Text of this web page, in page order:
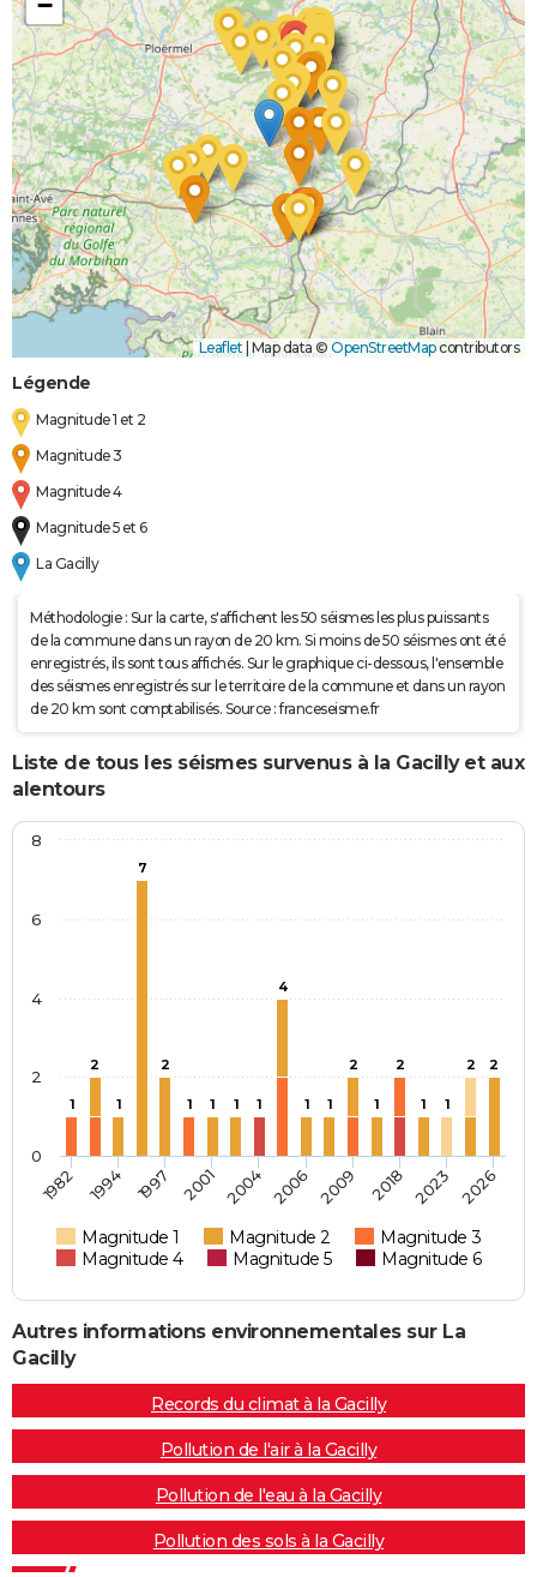
Leaflet Map data © OpenStreetMapcontributors
Légende
Magnitude 1 et 2
Magnitude 3
Magnitude 4
Magnitude 5 et 6
La Gacilly
Méthodologie : Sur la carte, s'affichent les 50 séismes les plus puissants
de la commune dans un rayon de 20 km. Si moins de 50 séismes ont été
enregistrés, ils sont tous affichés. Sur le graphique ci-dessous, l'ensemble
des séismes enregistrés sur le territoire de la commune et dans un rayon
de 20 km sont comptabilisés. Source : franceseisme.fr
Liste de tous les séismes survenus à la Gacilly et aux
alentours
1
2
1
7
2
1 1 1 1
4
1 1
2
1
2
1 1
2 2
Magnitude 1 Magnitude 2
Magnitude 3
Magnitude 4
Magnitude 5 Magnitude 6
1982 1994 1997 2001 2004 2006 2009 2018 2023 2026
0
2
4
6
8
Autres informations environnementales sur La
Gacilly
Records du climat à la Gacilly
Pollution de l'air à la Gacilly
Pollution de l'eau à la Gacilly
Pollution des sols à la Gacilly